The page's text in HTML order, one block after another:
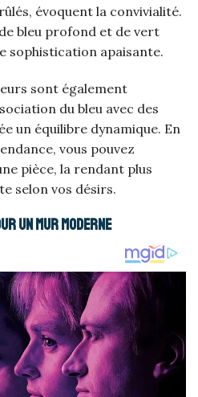
évoquent la convivialité.
bleu profond et de vert
sophistication apaisante.
sont également
du bleu avec des
un équilibre dynamique. En
vous pouvez
pièce, la rendant plus
selon vos désirs.
un mur moderne